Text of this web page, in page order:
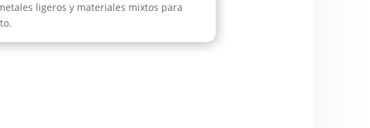
ligeros y materiales mixtos para